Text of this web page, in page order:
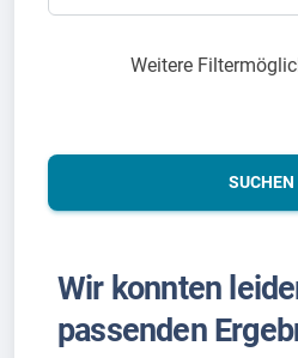
Weitere
SUCHEN
Wir konnten
passenden